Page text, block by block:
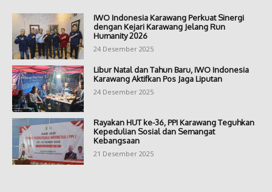
IWO Indonesia Karawang Perkuat Sinergi
dengan Kejari Karawang Jelang Run
Humanity 2026
24 Desember 2025
Libur Natal dan Tahun Baru, IWO Indonesia
Karawang Aktifkan Pos Jaga Liputan
24 Desember 2025
Rayakan HUT ke-36, PPI Karawang Teguhkan
Kepedulian Sosial dan Semangat
Kebangsaan
21 Desember 2025